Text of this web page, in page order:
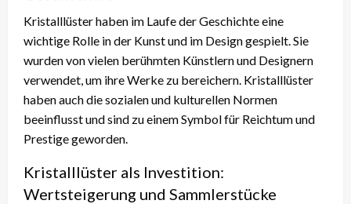
Kristalllüster haben im Laufe der Geschichte eine
wichtige Rolle in der Kunst und im Design gespielt. Sie
wurden von vielen berühmten Künstlern und Designern
verwendet, um ihre Werke zu bereichern. Kristalllüster
haben auch die sozialen und kulturellen Normen
beeinflusst und sind zu einem Symbol für Reichtum und
Prestige geworden.
Kristalllüster als Investition:
Wertsteigerung und Sammlerstücke